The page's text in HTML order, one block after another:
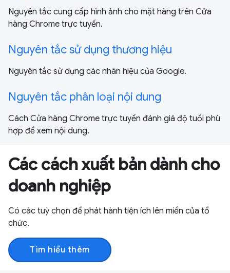
Nguyên tắc cung cấp hình ảnh cho mặt hàng trên Cửa
hàng Chrome trực tuyến.
Nguyên tắc sử dụng thương hiệu
Nguyên tắc sử dụng các nhãn hiệu của Google.
Nguyên tắc phân loại nội dung
Cách Cửa hàng Chrome trực tuyến đánh giá độ tuổi phù
hợp để xem nội dung.
Các cách xuất bản dành cho
doanh nghiệp
Có các tuỳ chọn để phát hành tiện ích lên miền của tổ
chức.
Tìm hiểu thêm